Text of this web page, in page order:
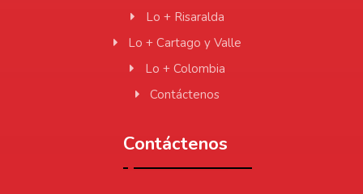
Lo + Risaralda
Lo + Cartago y Valle
Lo + Colombia
Contáctenos
Contáctenos